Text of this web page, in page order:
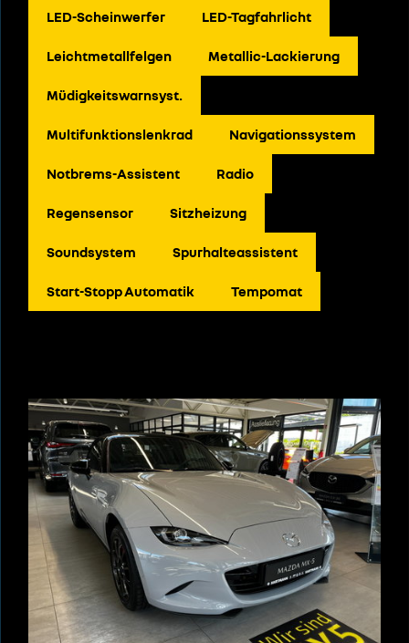
LED-Scheinwerfer LED-Tagfahrlicht
Leichtmetallfelgen Metallic-Lackierung
Müdigkeitswarnsyst.
Multifunktionslenkrad Navigationssystem
Notbrems-Assistent Radio
Regensensor Sitzheizung
Soundsystem Spurhalteassistent
Start-Stopp Automatik Tempomat